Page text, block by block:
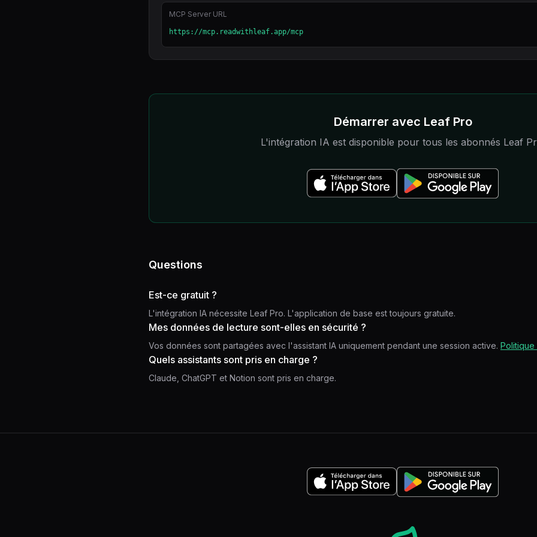
MCP Server URL
https://mcp.readwithleaf.app/mcp
Démarrer avec Leaf Pro
L'intégration IA est disponible pour tous les abonnés Leaf
Questions
Est-ce gratuit ?
L'intégration IA nécessite Leaf Pro. L'application de base est toujours gratuite.
Mes données de lecture sont-elles en sécurité ?
Vos données sont partagées avec l'assistant IA uniquement pendant une session active.
Quels assistants sont pris en charge ?
Claude, ChatGPT et Notion sont pris en charge.